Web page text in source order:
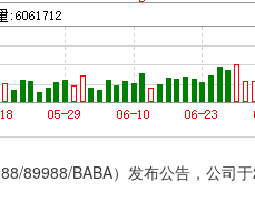
BABA）发布公告，公司